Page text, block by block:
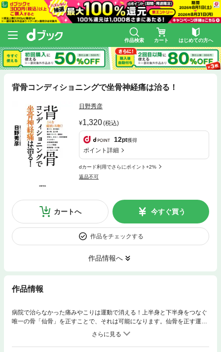
作品検索 カート はじめての方へ
背骨コンディショニングで坐骨神経痛は治る！
日野秀彦
1,320(税込)
12pt獲得
ポイント詳細
dカード利用でさらにポイント+2%
返品不可
カートへ 今すぐ買う
作品をチェックする
作品情報へ
作品情報
病院で治らなかった痛みやこりは運動で消える！上半身と下半身をつなぐ
唯一の骨「仙骨」を正すことで、それは可能になります。仙骨を正す運動
としてもっとも最適な「背骨コンディショニング」を行えば、坐骨神経痛
の激しい痛みを改善することができます！ 坐骨神経痛以外では、椎間板
ヘルニア、脊柱管狭窄症、すべり症、歩行困難、手根管症候群、リウマ